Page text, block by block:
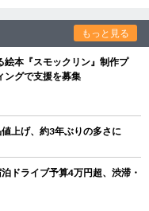
もっと見る
絵本『スモックリン』制作プ
グで支援を募集
上げ、約3年ぶりの多さに
ドライブ予算4万円超、渋滞・